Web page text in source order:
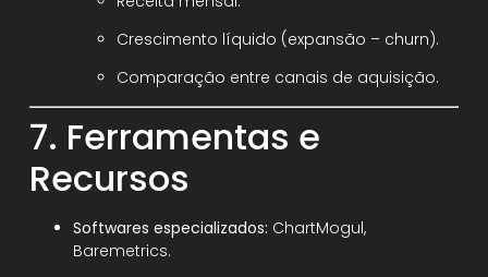
Crescimento líquido (expansão – churn).
Comparação entre canais de aquisição.
7. Ferramentas e
Recursos
Softwares especializados: ChartMogul,
Baremetrics.